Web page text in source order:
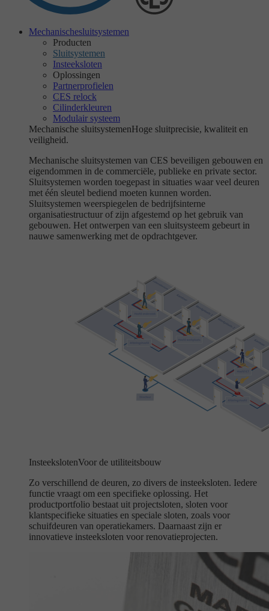
Mechanischesluitsystemen
Producten
Sluitsystemen
Insteeksloten
Oplossingen
Partnerprofielen
CES relock
Cilinderkleuren
Modulair systeem
Mechanische sluitsystemenHoge sluitprecisie, kwaliteit en
veiligheid.
Mechanische sluitsystemen van CES beveiligen gebouwen en
eigendommen in de commerciële, publieke en private sector.
Sluitsystemen worden toegepast in situaties waar veel deuren
met één sleutel bediend moeten kunnen worden.
Sluitsystemen weerspiegelen de bedrijfsinterne
organisatiestructuur of zijn afgestemd op het gebruik van
gebouwen. Het ontwerpen van een sluitsysteem gebeurt in
nauwe samenwerking met de opdrachtgever.
InsteekslotenVoor de utiliteitsbouw
Zo verschillend de deuren, zo divers de insteeksloten. Iedere
functie vraagt om een specifieke oplossing. Het
productportfolio bestaat uit projectsloten, sloten voor
klantspecifieke situaties en speciale sloten, zoals voor
schuifdeuren van operatiekamers. Daarnaast zijn er
innovatieve insteeksloten voor renovatieprojecten.